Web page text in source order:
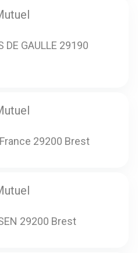
DE GAULLE 29190
29200 Brest
29200 Brest